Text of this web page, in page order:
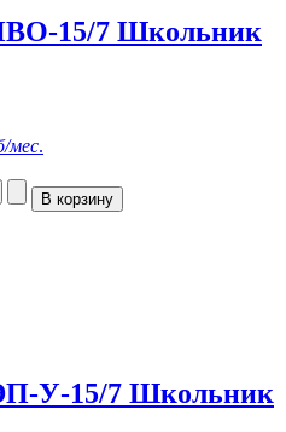
15/7 Школьник
мес.
У-15/7 Школьник